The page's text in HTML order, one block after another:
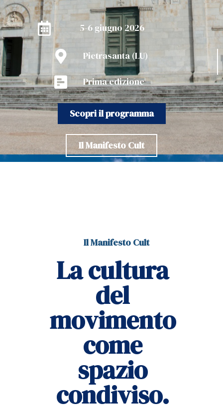
5-6 giugno 2026
Pietrasanta (LU)
Prima edizione
Scopri il programma
Il Manifesto Cult
Il Manifesto Cult
La cultura
del
movimento
come
spazio
condiviso.